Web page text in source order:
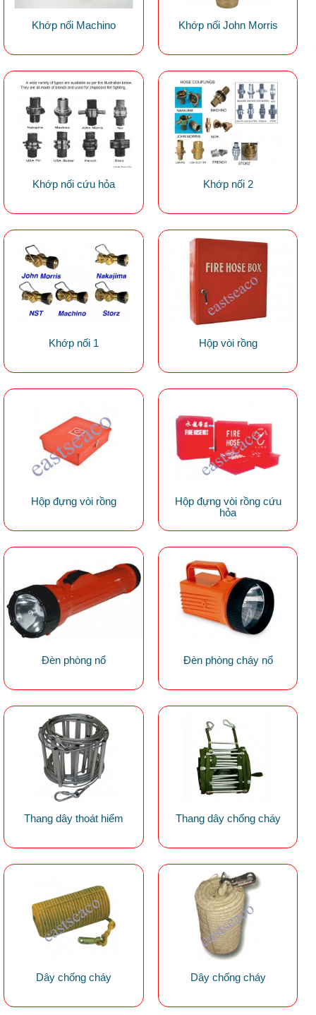
Khớp nối Machino Khớp nối John Morris
Khớp nối cứu hỏa Khớp nối 2
Khớp nối 1 Hộp vòi rồng
Hộp đựng vòi rồng
Hộp đựng vòi rồng cứu
hỏa
Đèn phòng nổ Đèn phòng cháy nổ
Thang dây thoát hiểm Thang dây chống cháy
Dây chống cháy Dây chống cháy